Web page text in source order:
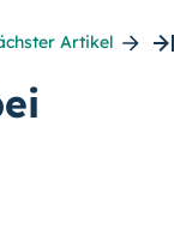
Artikel